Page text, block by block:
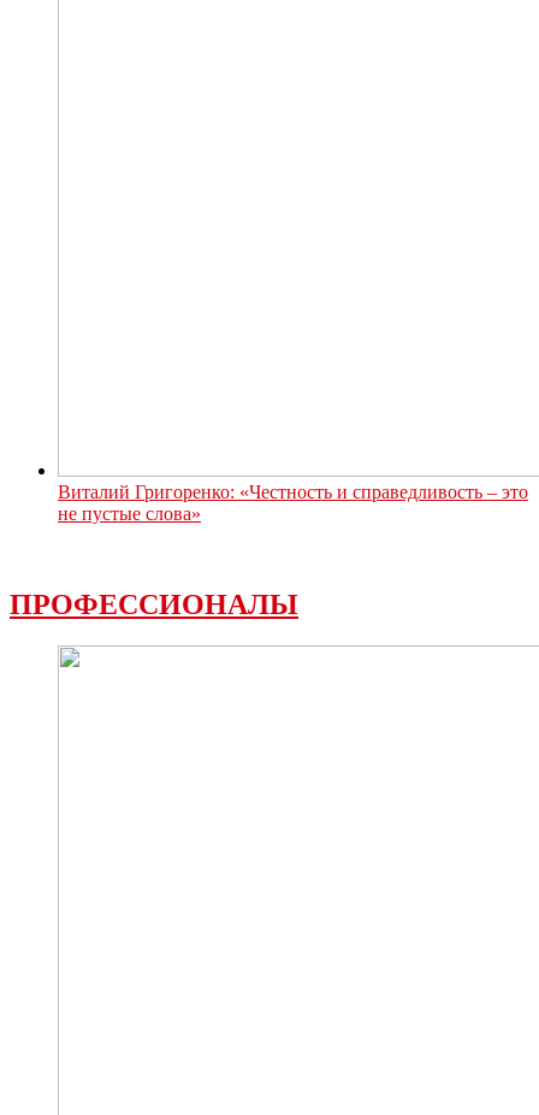
Виталий Григоренко: «Честность и справедливость – это
не пустые слова»
ПРОФЕССИОНАЛЫ